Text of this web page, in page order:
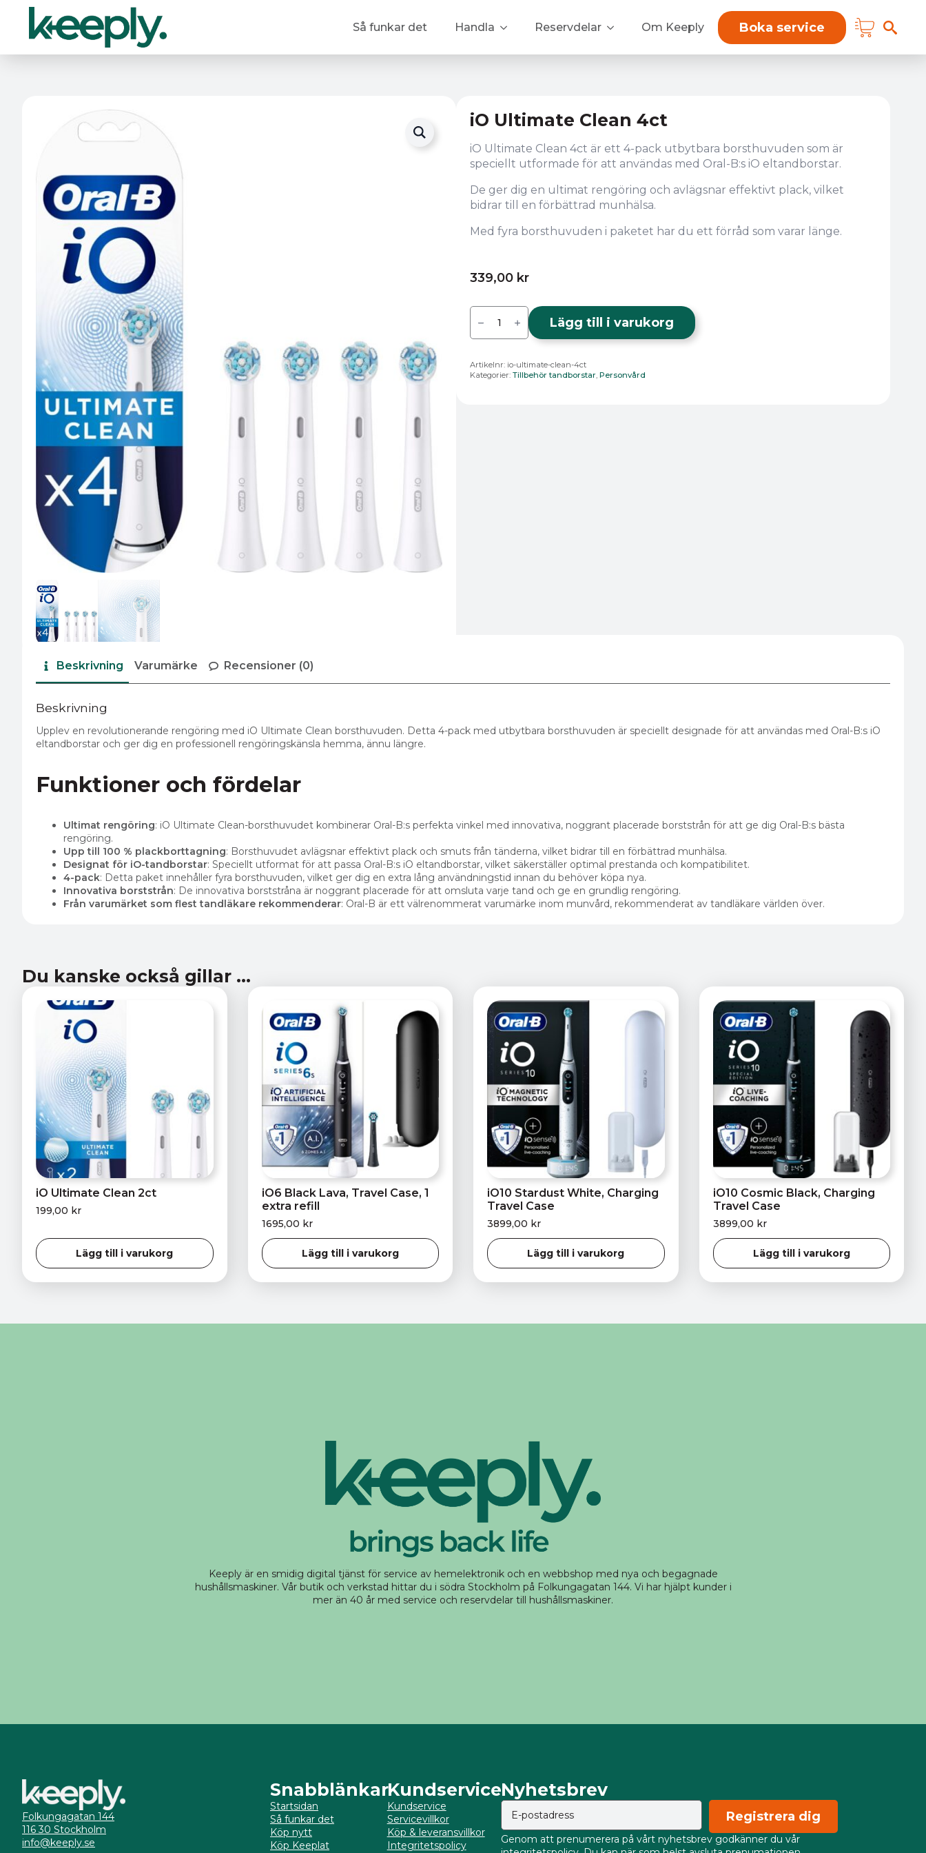
Så funkar det Handla Reservdelar Om Keeply Boka service
iO Ultimate Clean 4ct
iO Ultimate Clean 4ct är ett 4-pack utbytbara borsthuvuden som är
speciellt utformade för att användas med Oral-B:s iO eltandborstar.
De ger dig en ultimat rengöring och avlägsnar effektivt plack, vilket
bidrar till en förbättrad munhälsa.
Med fyra borsthuvuden i paketet har du ett förråd som varar länge.
339,00 kr
iO
Ultimate
4ct
Lägg till i varukorg
Artikelnr: io-ultimate-clean-4ct
Kategorier: Tillbehör tandborstar, Personvård
Beskrivning Varumärke Recensioner (0)
Beskrivning
Upplev en revolutionerande rengöring med iO Ultimate Clean borsthuvuden. Detta 4-pack med utbytbara borsthuvuden är speciellt designade för att användas med Oral-B:s iO
eltandborstar och ger dig en professionell rengöringskänsla hemma, ännu längre.
Funktioner och fördelar
Ultimat rengöring: iO Ultimate Clean-borsthuvudet kombinerar Oral-B:s perfekta vinkel med innovativa, noggrant placerade borststrån för att ge dig Oral-B:s bästa
rengöring.
Upp till 100 % plackborttagning: Borsthuvudet avlägsnar effektivt plack och smuts från tänderna, vilket bidrar till en förbättrad munhälsa.
Designat för iO-tandborstar: Speciellt utformat för att passa Oral-B:s iO eltandborstar, vilket säkerställer optimal prestanda och kompatibilitet.
4-pack: Detta paket innehåller fyra borsthuvuden, vilket ger dig en extra lång användningstid innan du behöver köpa nya.
Innovativa borststrån: De innovativa borststråna är noggrant placerade för att omsluta varje tand och ge en grundlig rengöring.
Från varumärket som flest tandläkare rekommenderar: Oral-B är ett välrenommerat varumärke inom munvård, rekommenderat av tandläkare världen över.
Du kanske också gillar …
iO Ultimate Clean 2ct
199,00 kr
Lägg till i varukorg
iO6 Black Lava, Travel Case, 1
extra refill
1695,00 kr
Lägg till i varukorg
iO10 Stardust White, Charging
Travel Case
3899,00 kr
Lägg till i varukorg
iO10 Cosmic Black, Charging
Travel Case
3899,00 kr
Lägg till i varukorg
Keeply är en smidig digital tjänst för service av hemelektronik och en webbshop med nya och begagnade
hushållsmaskiner. Vår butik och verkstad hittar du i södra Stockholm på Folkungagatan 144. Vi har hjälpt kunder i
mer än 40 år med service och reservdelar till hushållsmaskiner.
Folkungagatan 144
116 30 Stockholm
info@keeply.se
Snabblänkar
Startsidan
Så funkar det
Köp nytt
Köp Keeplat
Kundservice
Kundservice
Servicevillkor
Köp & leveransvillkor
Integritetspolicy
Nyhetsbrev
Registrera dig
Genom att prenumerera på vårt nyhetsbrev godkänner du vår